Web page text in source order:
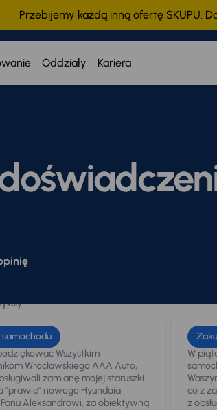
Przebijemy każdą inną ofertę SKUPU.
Oddziały Kariera
Wszystkim
Wrocławskiego AAA Auto,
zamianę mojej staruszki
"prawie" nowego Hyundaia
Aleksandrowi, za obiektywną
W
co z
z